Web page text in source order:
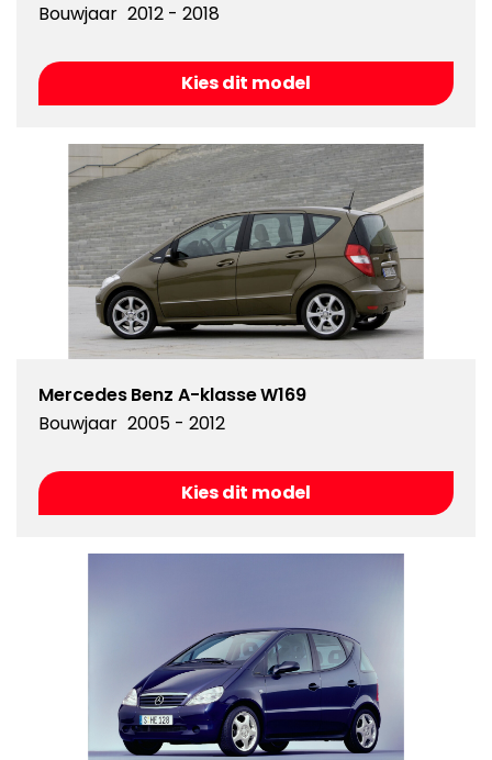
Bouwjaar 2012 - 2018
Kies dit model
Mercedes Benz A-klasse W169
Bouwjaar 2005 - 2012
Kies dit model